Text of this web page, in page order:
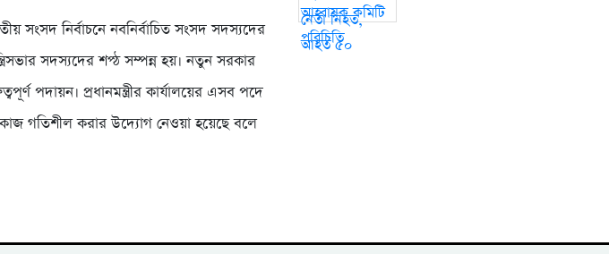
নির্বাচনে নবনির্বাচিত সংসদ সদস্যদের
সদস্যদের শপ্ঠ সম্পন্ন হয়। নতুন সরকার
পদায়ন। প্রধানমন্ত্রীর কার্যালয়ের এসব পদে
কাজ গতিশীল করার উদ্যোগ নেওয়া হয়েছে বলে